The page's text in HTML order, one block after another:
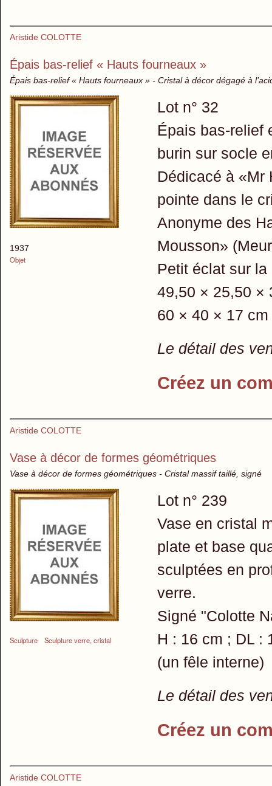
Aristide COLOTTE
Épais bas-relief « Hauts fourneaux »
Épais bas-relief « Hauts fourneaux » - Cristal à décor dégagé à
1937
Objet
Lot n° 32
Épais bas-relief
burin sur socle
Dédicacé à «Mr
pointe dans le
Anonyme des
Mousson»
Petit éclat sur la
49,50 × 25,50 ×
60 × 40 × 17
Le détail des
Créez un
Aristide COLOTTE
Vase à décor de formes géométriques
Vase à décor de formes géométriques - Cristal massif taillé, signé
Sculpture Sculpture verre, cristal
Lot n° 239
Vase en cristal
plate et base
sculptées en
verre.
Signé "Colotte
H : 16 cm ; DL :
(un fêle interne)
Le détail des
Créez un
Aristide COLOTTE